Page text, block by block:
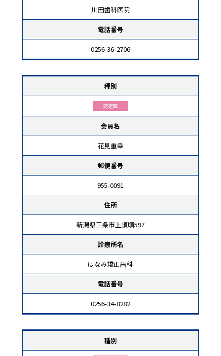
川田歯科医院
電話番号
0256-36-2706
種別
認定医
会員名
花見重幸
郵便番号
955-0091
住所
新潟県三条市上須頃597
診療所名
はなみ矯正歯科
電話番号
0256-34-8282
種別